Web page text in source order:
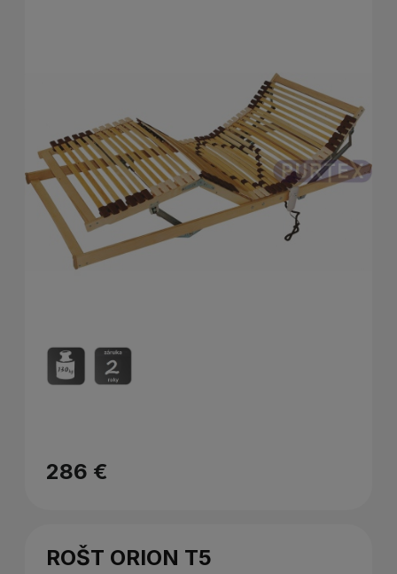
286 €
ROŠT ORION T5